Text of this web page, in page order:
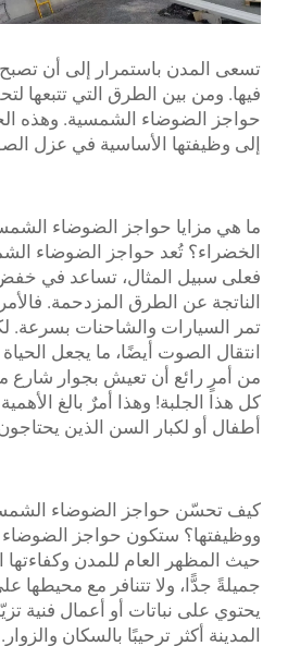
تسعى المدن باستمرار إلى أن تصبح
فيها. ومن بين الطرق التي تتبعها
حواجز الضوضاء الشمسية. وهذه
إلى وظيفتها الأساسية في عزل
ما هي مزايا حواجز الضوضاء
الخضراء؟ تُعد حواجز الضوضاء
فعلى سبيل المثال، تساعد في خفض
الناتجة عن الطرق المزدحمة. فالأمر
تمر السيارات والشاحنات بسرعة. لكن
انتقال الصوت أيضًا، ما يجعل الحياة
من أمرٍ رائع أن تعيش بجوار شارع
كل هذا الجلبة! وهذا أمرٌ بالغ الأهمية
أطفال أو لكبار السن الذين يحتاجون
كيف تحسّن حواجز الضوضاء
ووظيفتها؟ ستكون حواجز الضوضاء
حيث المظهر العام للمدن وكفاءتها
جميلةً جدًّا، ولا تتنافر مع محيطها على
يحتوي على نباتات أو أعمال فنية تزيّن
المدينة أكثر ترحيبًا بالسكان والزوار.